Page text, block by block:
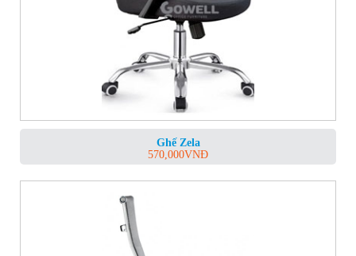
Ghế Zela
570,000VNĐ